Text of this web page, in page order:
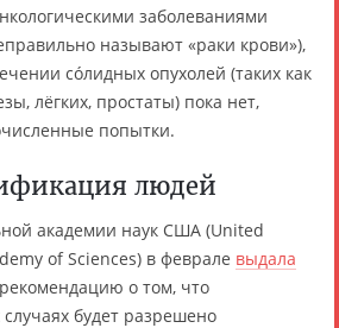
заболеваниями
называют «раки крови»),
сóлидных опухолей (таких как
лёгких, простаты) пока нет,
попытки.
людей
академии наук США (United
of Sciences) в феврале выдала
о том, что
будет разрешено